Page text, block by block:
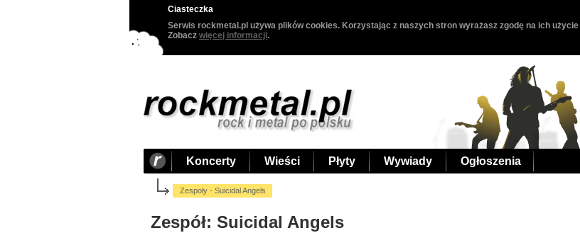
Ciasteczka
Serwis rockmetal.pl używa plików cookies. Korzystając z naszych stron wyrażasz zgodę na ich
Zobacz więcej informacji.
Koncerty Wieści Płyty Wywiady Ogłoszenia
Zespoły - Suicidal Angels
Zespół: Suicidal Angels